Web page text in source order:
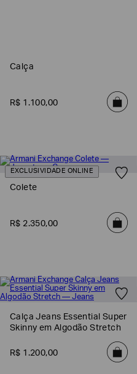
Calça
R$ 1 .100,00
EXCLUSIVIDADE ONLINE
Colete
R$ 2.350,00
Calça Jeans Essential Super
Skinny em Algodão Stretch
R$ 1 .200,00